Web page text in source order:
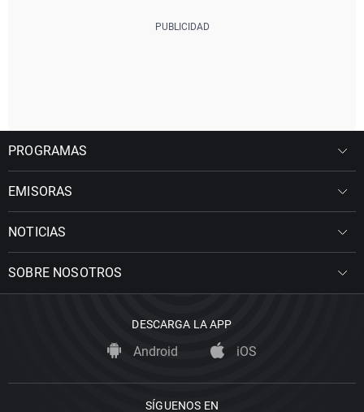
PROGRAMAS
EMISORAS
NOTICIAS
SOBRE NOSOTROS
DESCARGA LA APP
Android iOS
SÍGUENOS EN